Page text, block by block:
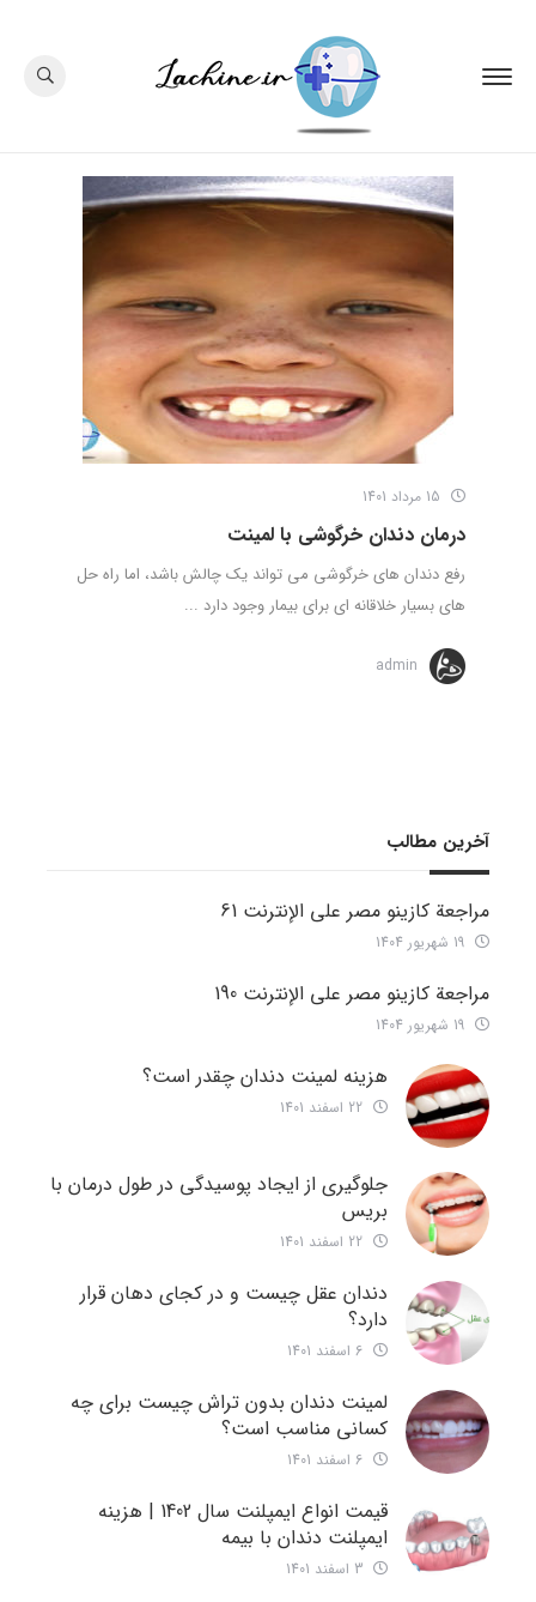
درمان دندان خرگوشی با لمینت
رفع دندان های خرگوشی می تواند یک چالش باشد، اما راه حل
های بسیار خلاقانه ای برای بیمار وجود دارد ...
admin
آخرین مطالب
مراجعة كازينو مصر على الإنترنت 61
مراجعة كازينو مصر على الإنترنت 190
هزینه لمینت دندان چقدر است؟
جلوگیری از ایجاد پوسیدگی در طول درمان با
بریس
دندان عقل چیست و در کجای دهان قرار
دارد؟
لمینت دندان بدون تراش چیست برای چه
کسانی مناسب است؟
قیمت انواع ایمپلنت سال 1402 | هزینه
ایمپلنت دندان با بیمه